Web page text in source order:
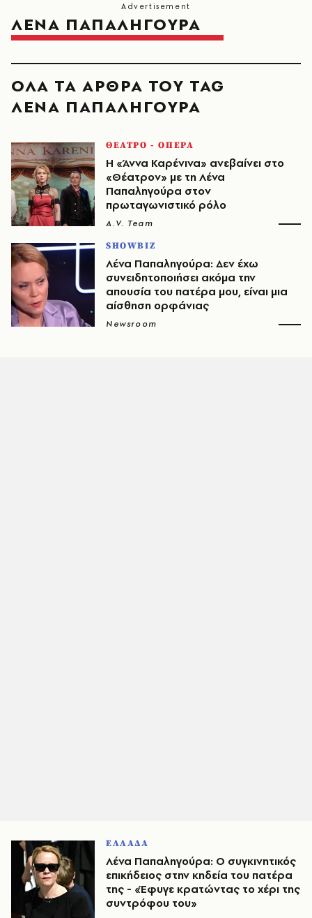
ΛΕΝΑ ΠΑΠΑΛΗΓΟΥΡΑ
ΟΛΑ ΤΑ ΑΡΘΡΑ ΤΟΥ TAG
ΛΕΝΑ ΠΑΠΑΛΗΓΟΥΡΑ
ΘΕΑΤΡΟ - ΟΠΕΡΑ
Η «Άννα Καρένινα» ανεβαίνει στο
«Θέατρον» με τη Λένα
Παπαληγούρα στον
πρωταγωνιστικό ρόλο
A.V. Team
SHOWBIZ
Λένα Παπαληγούρα: Δεν έχω
συνειδητοποιήσει ακόμα την
απουσία του πατέρα μου, είναι μια
αίσθηση ορφάνιας
Newsroom
ΕΛΛΑΔΑ
Λένα Παπαληγούρα: Ο συγκινητικός
επικήδειος στην κηδεία του πατέρα
της - «Έφυγε κρατώντας το χέρι της
συντρόφου του»